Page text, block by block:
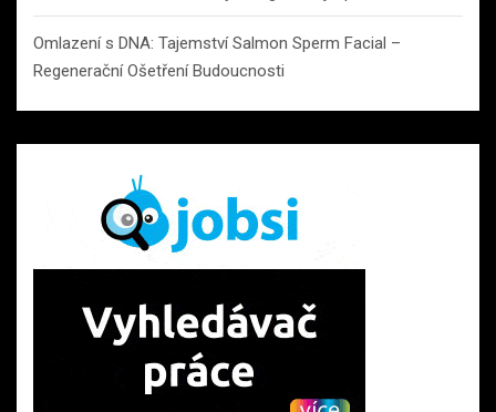
Omlazení s DNA: Tajemství Salmon Sperm Facial –
Regenerační Ošetření Budoucnosti